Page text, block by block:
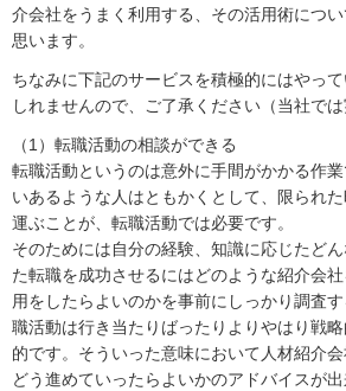
介会社をうまく利用する、その活用術につ
思います。
ちなみに下記のサービスを積極的にはやっ
しれませんので、ご了承ください（当社では
（1）転職活動の相談ができる
転職活動というのは意外に手間がかかる作
いあるような人はともかくとして、限られ
運ぶことが、転職活動では必要です。
そのためには自分の経験、知識に応じたど
た転職を成功させるにはどのような紹介会
用をしたらよいのかを事前にしっかり調査
職活動は行き当たりばったりよりやはり戦
的です。そういった意味において人材紹介
どう進めていったらよいかのアドバイスが